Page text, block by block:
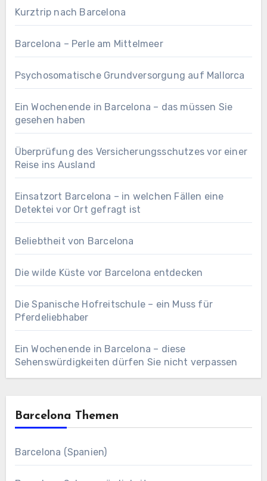
Kurztrip nach Barcelona
Barcelona – Perle am Mittelmeer
Psychosomatische Grundversorgung auf Mallorca
Ein Wochenende in Barcelona – das müssen Sie
gesehen haben
Überprüfung des Versicherungsschutzes vor einer
Reise ins Ausland
Einsatzort Barcelona – in welchen Fällen eine
Detektei vor Ort gefragt ist
Beliebtheit von Barcelona
Die wilde Küste vor Barcelona entdecken
Die Spanische Hofreitschule – ein Muss für
Pferdeliebhaber
Ein Wochenende in Barcelona – diese
Sehenswürdigkeiten dürfen Sie nicht verpassen
Barcelona Themen
Barcelona (Spanien)